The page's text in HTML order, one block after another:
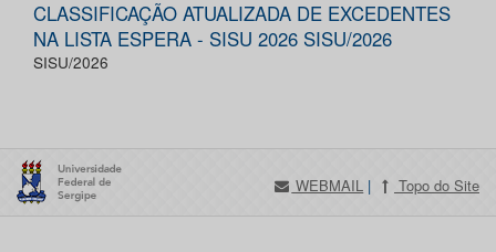
CLASSIFICAÇÃO ATUALIZADA DE EXCEDENTES
NA LISTA ESPERA - SISU 2026 SISU/2026
SISU/2026
WEBMAIL | Topo do Site